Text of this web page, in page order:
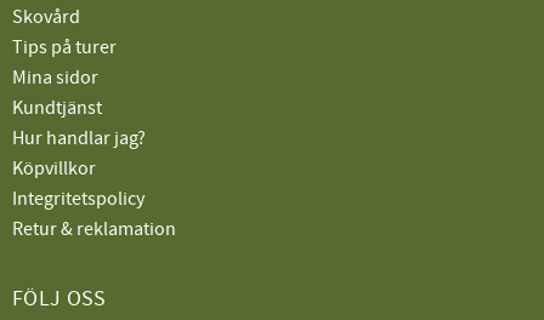
Skovård
Tips på turer
Mina sidor
Kundtjänst
Hur handlar jag?
Köpvillkor
Integritetspolicy
Retur & reklamation
FÖLJ OSS